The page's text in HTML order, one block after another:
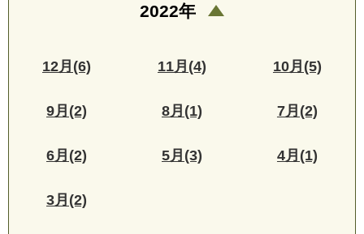
2022年
12月(6) 11月(4) 10月(5)
9月(2) 8月(1) 7月(2)
6月(2) 5月(3) 4月(1)
3月(2)